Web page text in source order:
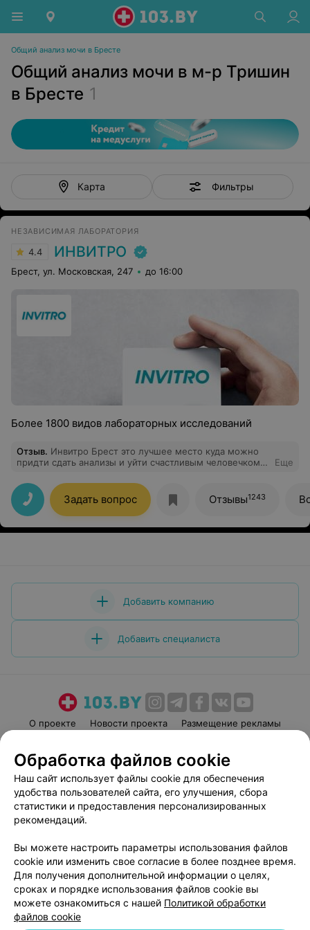
Общий анализ мочи в Бресте
Общий анализ мочи в м-р Тришин
в Бресте 1
Карта Фильтры
НЕЗАВИСИМАЯ ЛАБОРАТОРИЯ
4.4 ИНВИТРО
Брест, ул. Московская, 247 до 16:00
Более 1800 видов лабораторных исследований
Отзыв. Инвитро Брест это лучшее место куда можно
придти сдать анализы и уйти счастливым человечком
пациенту. Безболезненность процедуры. Всегда все
вежливы, приятны. Мои врачи всегда Invitro
рекомендуют для обследования,что очень радует!
Всем спасибо.
Еще
Задать вопрос Отзывы1243
Добавить компанию
Добавить специалиста
О проекте Новости проекта
Размещение рекламы
Пользовательское соглашение
Способы оплаты
Вакансии
Партнеры
Написать руководителю 103.by
Обработка персональных данных
Обработка файлов cookie
Наш сайт использует файлы cookie для обеспечения
удобства пользователей сайта, его улучшения, сбора
статистики и предоставления персонализированных
рекомендаций.
Вы можете настроить параметры использования файлов
cookie или изменить свое согласие в более позднее время.
Для получения дополнительной информации о целях,
сроках и порядке использования файлов cookie вы
можете ознакомиться с нашей Политикой обработки
файлов cookie